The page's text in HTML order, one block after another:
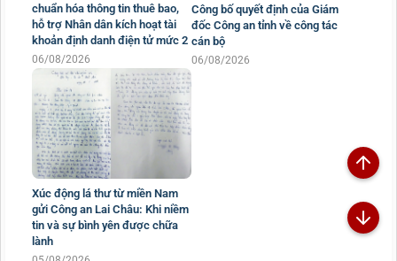
chuẩn hóa thông tin thuê bao,
hỗ trợ Nhân dân kích hoạt tài
khoản định danh điện tử mức 2
06/08/2026
Công bố quyết định của Giám
đốc Công an tỉnh về công tác
cán bộ
06/08/2026
Xúc động lá thư từ miền Nam
gửi Công an Lai Châu: Khi niềm
tin và sự bình yên được chữa
lành